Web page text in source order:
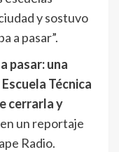
y sostuvo
a pasar”.
pasar: una
Técnica
cerrarla y
un reportaje
Radio.